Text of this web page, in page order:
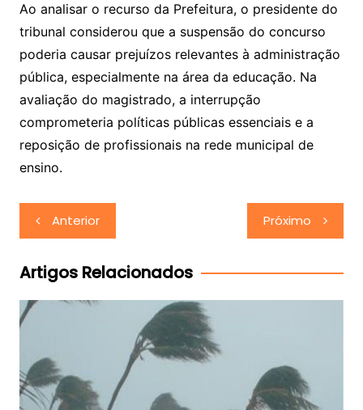
Ao analisar o recurso da Prefeitura, o presidente do
tribunal considerou que a suspensão do concurso
poderia causar prejuízos relevantes à administração
pública, especialmente na área da educação. Na
avaliação do magistrado, a interrupção
comprometeria políticas públicas essenciais e a
reposição de profissionais na rede municipal de
ensino.
Navegação
de
Post
Anterior Próximo
Artigos Relacionados